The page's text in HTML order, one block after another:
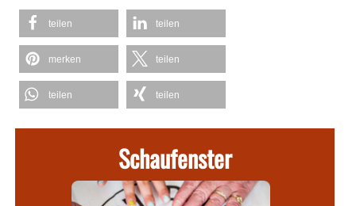
teilen teilen
merken teilen
teilen teilen
Schaufenster